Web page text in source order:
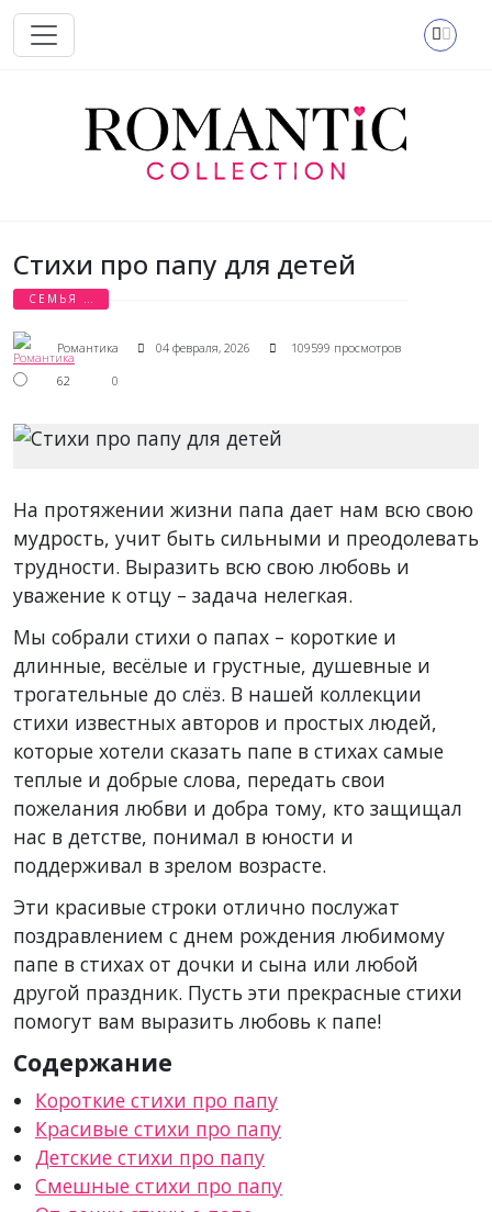
Перейти к основному содержанию
Стихи про папу для детей
СЕМЬЯ И
Романтика 04 февраля, 2026
109599 просмотров
62
0
На протяжении жизни папа дает нам всю свою
мудрость, учит быть сильными и преодолевать
трудности. Выразить всю свою любовь и
уважение к отцу – задача нелегкая.
Мы собрали стихи о папах – короткие и
длинные, весёлые и грустные, душевные и
трогательные до слёз. В нашей коллекции
стихи известных авторов и простых людей,
которые хотели сказать папе в стихах самые
теплые и добрые слова, передать свои
пожелания любви и добра тому, кто защищал
нас в детстве, понимал в юности и
поддерживал в зрелом возрасте.
Эти красивые строки отлично послужат
поздравлением с днем рождения любимому
папе в стихах от дочки и сына или любой
другой праздник. Пусть эти прекрасные стихи
помогут вам выразить любовь к папе!
Содержание
Короткие стихи про папу
Красивые стихи про папу
Детские стихи про папу
Смешные стихи про папу